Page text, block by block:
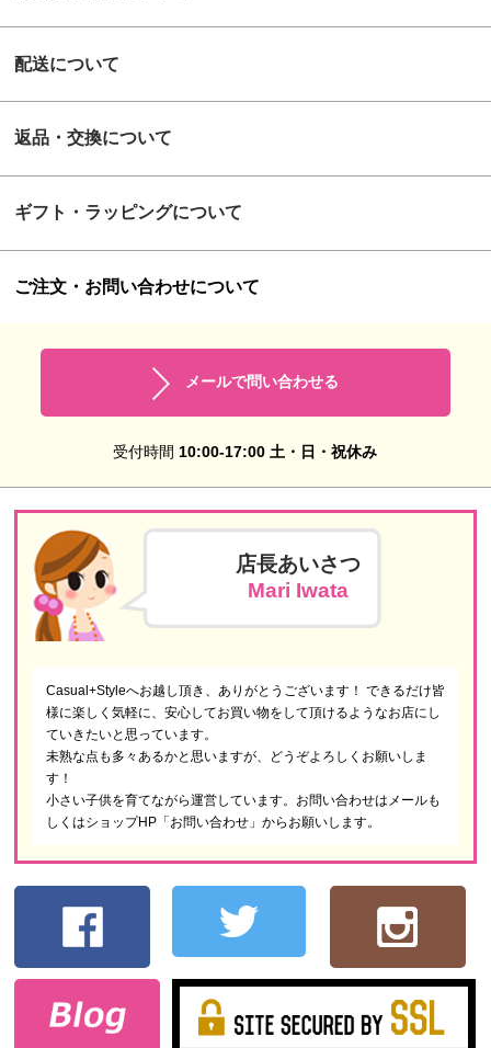
配送について
返品・交換について
ギフト・ラッピングについて
ご注文・お問い合わせについて
メールで問い合わせる
受付時間 10:00-17:00 土・日・祝休み
店長あいさつ
Mari Iwata
Casual+Styleへお越し頂き、ありがとうございます！ できるだけ皆
様に楽しく気軽に、安心してお買い物をして頂けるようなお店にし
ていきたいと思っています。
未熟な点も多々あるかと思いますが、どうぞよろしくお願いしま
す！
小さい子供を育てながら運営しています。お問い合わせはメールも
しくはショップHP「お問い合わせ」からお願いします。